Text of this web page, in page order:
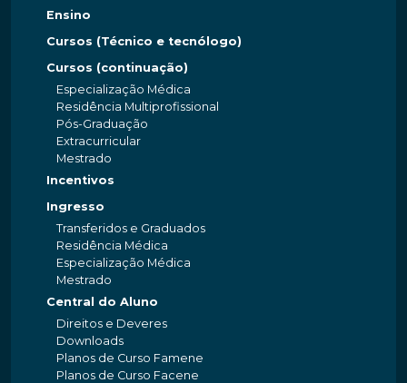
Ensino
Cursos (Técnico e tecnólogo)
Cursos (continuação)
Especialização Médica
Residência Multiprofissional
Pós-Graduação
Extracurricular
Mestrado
Incentivos
Ingresso
Transferidos e Graduados
Residência Médica
Especialização Médica
Mestrado
Central do Aluno
Direitos e Deveres
Downloads
Planos de Curso Famene
Planos de Curso Facene